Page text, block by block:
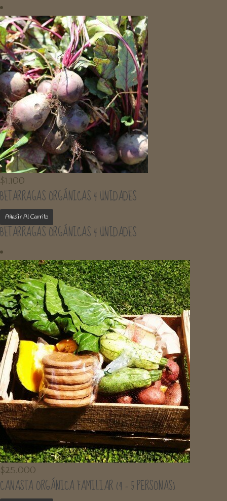
$1.100
BETARRAGAS ORGÁNICAS 4 UNIDADES
Añadir Al Carrito
BETARRAGAS ORGÁNICAS 4 UNIDADES
$25.000
CANASTA ORGÁNICA FAMILIAR (4 – 5 PERSONAS)